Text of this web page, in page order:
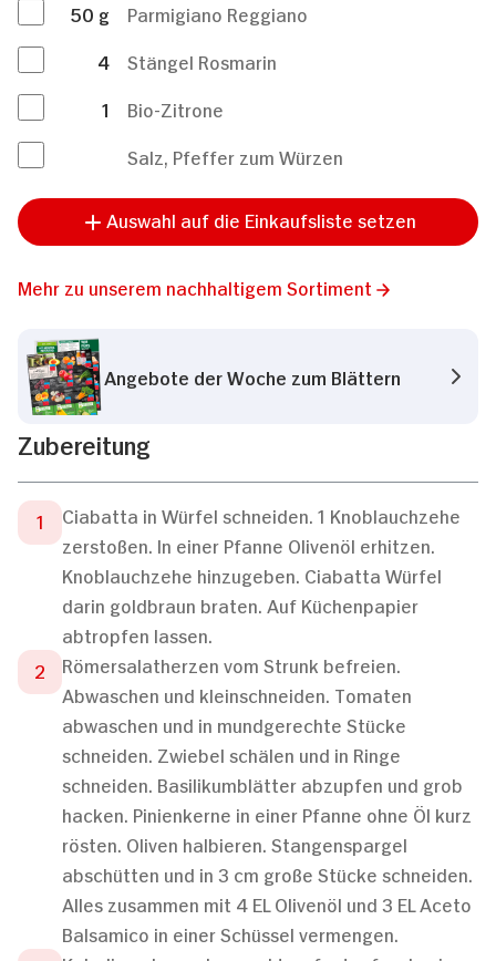
50 g
Parmigiano Reggiano
4
Stängel Rosmarin
1
Bio-Zitrone
Salz, Pfeffer zum Würzen
Auswahl auf die Einkaufsliste setzen
Mehr zu unserem nachhaltigem Sortiment
Angebote der Woche zum Blättern
Zubereitung
Ciabatta in Würfel schneiden. 1 Knoblauchzehe
zerstoßen. In einer Pfanne Olivenöl erhitzen.
Knoblauchzehe hinzugeben. Ciabatta Würfel
darin goldbraun braten. Auf Küchenpapier
abtropfen lassen.
Römersalatherzen vom Strunk befreien.
Abwaschen und kleinschneiden. Tomaten
abwaschen und in mundgerechte Stücke
schneiden. Zwiebel schälen und in Ringe
schneiden. Basilikumblätter abzupfen und grob
hacken. Pinienkerne in einer Pfanne ohne Öl kurz
rösten. Oliven halbieren. Stangenspargel
abschütten und in 3 cm große Stücke schneiden.
Alles zusammen mit 4 EL Olivenöl und 3 EL Aceto
Balsamico in einer Schüssel vermengen.